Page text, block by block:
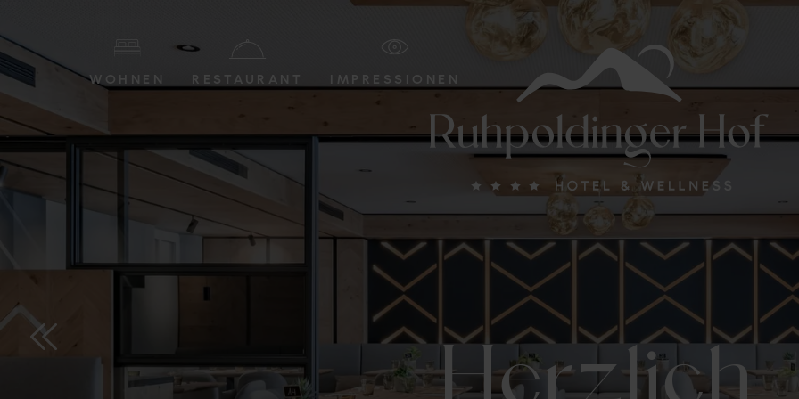
WOHNEN RESTAURANT IMPRESSIONEN